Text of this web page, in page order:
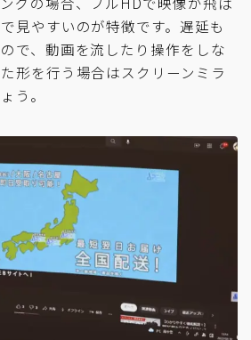
見やすいのが特徴です。遅延も
で、動画を流したり操作をしな
形を行う場合はスクリーンミラ
う。